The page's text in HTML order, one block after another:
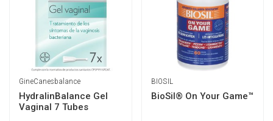
GineCanesbalance
HydralinBalance Gel
Vaginal 7 Tubes
BIOSIL
BioSil® On Your Game™